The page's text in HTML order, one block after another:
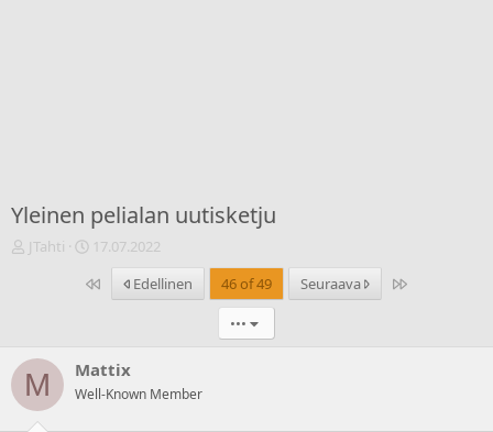
Yleinen pelialan uutisketju
V
k
e
JTahti
A
o
s
p
ä
17.07.2022
Ensimmäinen
Edellinen 46 of 49 Seuraava Last
•••
M Mattix
Well-Known Member